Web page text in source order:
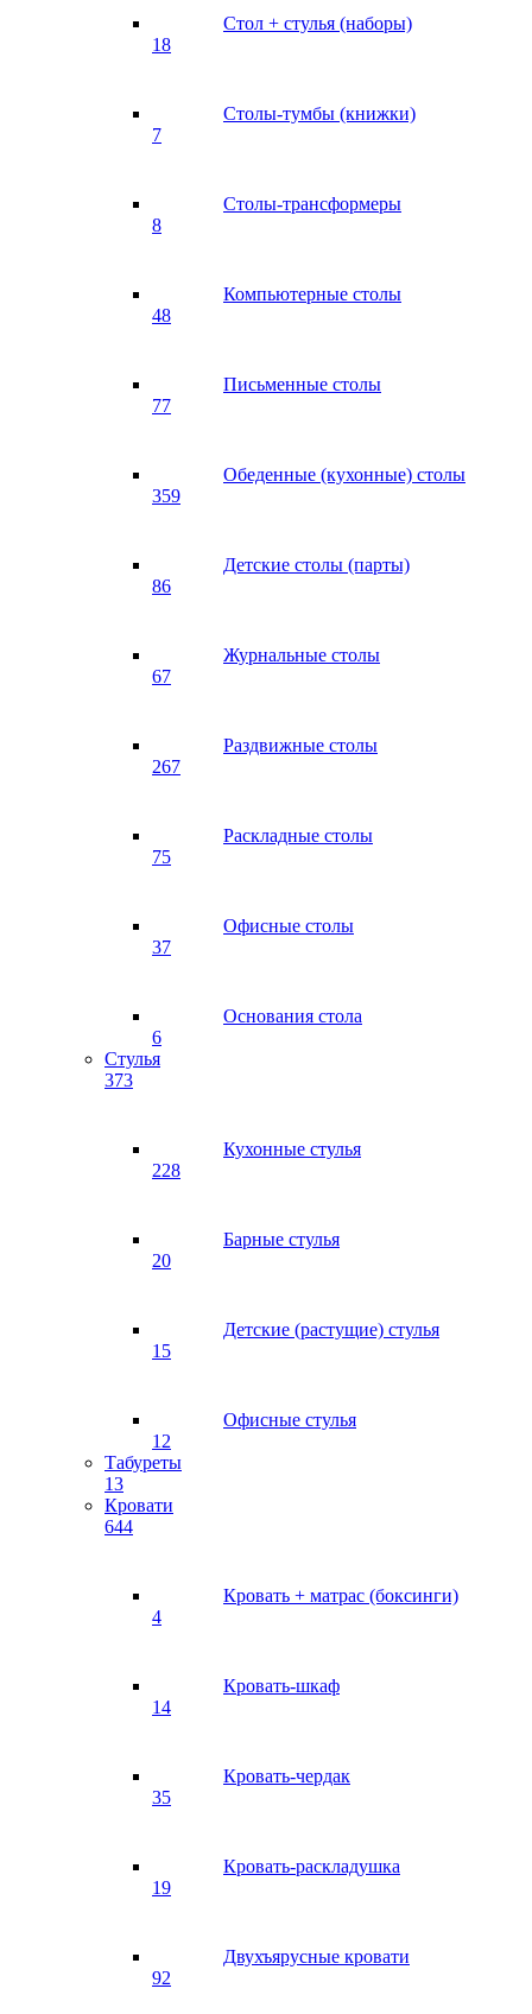
Стол + стулья (наборы)
18
Столы-тумбы (книжки)
7
Столы-трансформеры
8
Компьютерные столы
48
Письменные столы
77
Обеденные (кухонные) столы
359
Детские столы (парты)
86
Журнальные столы
67
Раздвижные столы
267
Раскладные столы
75
Офисные столы
37
Основания стола
6
Стулья
373
Кухонные стулья
228
Барные стулья
20
Детские (растущие) стулья
15
Офисные стулья
12
Табуреты
13
Кровати
644
Кровать + матрас (боксинги)
4
Кровать-шкаф
14
Кровать-чердак
35
Кровать-раскладушка
19
Двухъярусные кровати
92